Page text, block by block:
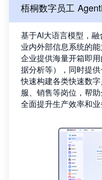
梧桐数字员工
基于AI大语言模型，
业内外部信息系统的
企业提供海量开箱即
据分析等），同时提
快速构建各类快速数
服、销售等岗位，帮
全面提升生产效率和